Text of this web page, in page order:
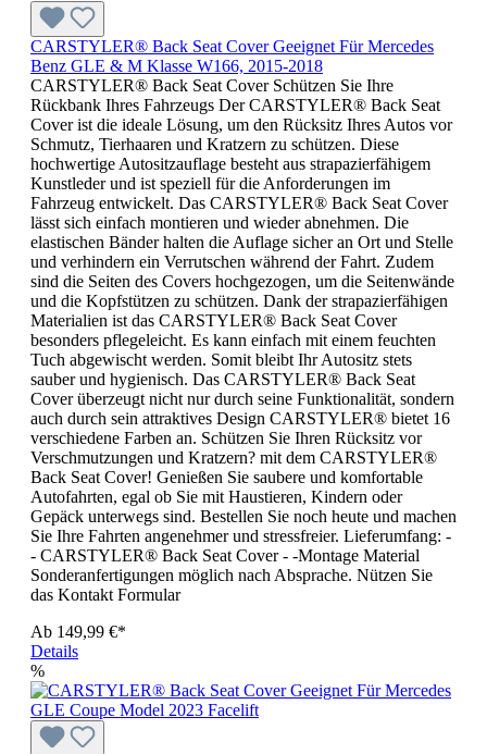
CARSTYLER® Back Seat Cover Geeignet Für Mercedes
Benz GLE & M Klasse W166, 2015-2018
CARSTYLER® Back Seat Cover Schützen Sie Ihre
Rückbank Ihres Fahrzeugs Der CARSTYLER® Back Seat
Cover ist die ideale Lösung, um den Rücksitz Ihres Autos vor
Schmutz, Tierhaaren und Kratzern zu schützen. Diese
hochwertige Autositzauflage besteht aus strapazierfähigem
Kunstleder und ist speziell für die Anforderungen im
Fahrzeug entwickelt. Das CARSTYLER® Back Seat Cover
lässt sich einfach montieren und wieder abnehmen. Die
elastischen Bänder halten die Auflage sicher an Ort und Stelle
und verhindern ein Verrutschen während der Fahrt. Zudem
sind die Seiten des Covers hochgezogen, um die Seitenwände
und die Kopfstützen zu schützen. Dank der strapazierfähigen
Materialien ist das CARSTYLER® Back Seat Cover
besonders pflegeleicht. Es kann einfach mit einem feuchten
Tuch abgewischt werden. Somit bleibt Ihr Autositz stets
sauber und hygienisch. Das CARSTYLER® Back Seat
Cover überzeugt nicht nur durch seine Funktionalität, sondern
auch durch sein attraktives Design CARSTYLER® bietet 16
verschiedene Farben an. Schützen Sie Ihren Rücksitz vor
Verschmutzungen und Kratzern? mit dem CARSTYLER®
Back Seat Cover! Genießen Sie saubere und komfortable
Autofahrten, egal ob Sie mit Haustieren, Kindern oder
Gepäck unterwegs sind. Bestellen Sie noch heute und machen
Sie Ihre Fahrten angenehmer und stressfreier. Lieferumfang: -
- CARSTYLER® Back Seat Cover - -Montage Material
Sonderanfertigungen möglich nach Absprache. Nützen Sie
das Kontakt Formular
Ab 149,99 €*
Details
%